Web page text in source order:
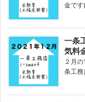
金です
一条
気料
２月
条工務